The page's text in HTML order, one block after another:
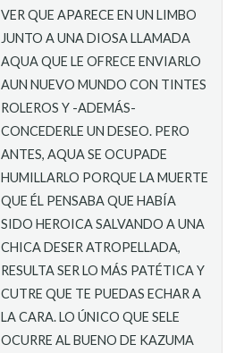
VER QUE APARECE EN UN LIMBO
JUNTO A UNA DIOSA LLAMADA
AQUA QUE LE OFRECE ENVIARLO
AUN NUEVO MUNDO CON TINTES
ROLEROS Y -ADEMÁS-
CONCEDERLE UN DESEO. PERO
ANTES, AQUA SE OCUPADE
HUMILLARLO PORQUE LA MUERTE
QUE ÉL PENSABA QUE HABÍA
SIDO HEROICA SALVANDO A UNA
CHICA DESER ATROPELLADA,
RESULTA SER LO MÁS PATÉTICA Y
CUTRE QUE TE PUEDAS ECHAR A
LA CARA. LO ÚNICO QUE SELE
OCURRE AL BUENO DE KAZUMA